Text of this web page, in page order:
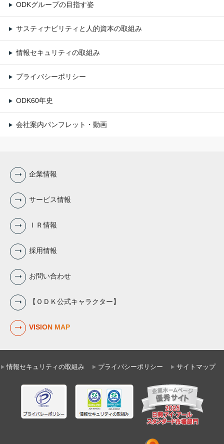
ODKグループの目指す姿
サスティナビリティと人的資本の取組み
情報セキュリティの取組み
プライバシーポリシー
ODK60年史
会社案内パンフレット・動画
企業情報
サービス情報
ＩＲ情報
採用情報
お問い合わせ
【ＯＤＫ公式キャラクター】
VISION MAP
情報セキュリティの取組み プライバシーポリシー サイトマップ